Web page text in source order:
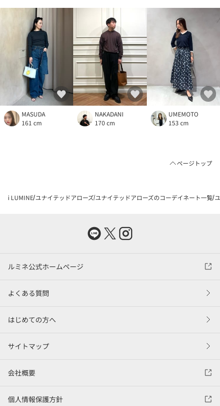
MASUDA
161 cm
NAKADANI
170 cm
UMEMOTO
153 cm
ページトップ
i LUMINE ユナイテッドアローズ ユナイテッドアローズのコーデイネート一覧
ルミネ公式ホームページ
よくある質問
はじめての方へ
サイトマップ
会社概要
個人情報保護方針